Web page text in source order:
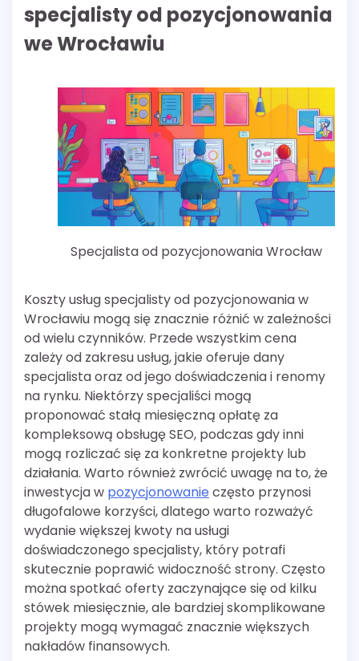
specjalisty od pozycjonowania
we Wrocławiu
Specjalista od pozycjonowania Wrocław
Koszty usług specjalisty od pozycjonowania w
Wrocławiu mogą się znacznie różnić w zależności
od wielu czynników. Przede wszystkim cena
zależy od zakresu usług, jakie oferuje dany
specjalista oraz od jego doświadczenia i renomy
na rynku. Niektórzy specjaliści mogą
proponować stałą miesięczną opłatę za
kompleksową obsługę SEO, podczas gdy inni
mogą rozliczać się za konkretne projekty lub
działania. Warto również zwrócić uwagę na to, że
inwestycja w pozycjonowanie często przynosi
długofalowe korzyści, dlatego warto rozważyć
wydanie większej kwoty na usługi
doświadczonego specjalisty, który potrafi
skutecznie poprawić widoczność strony. Często
można spotkać oferty zaczynające się od kilku
stówek miesięcznie, ale bardziej skomplikowane
projekty mogą wymagać znacznie większych
nakładów finansowych.